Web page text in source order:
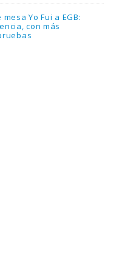
Yo Fui a EGB:
con más